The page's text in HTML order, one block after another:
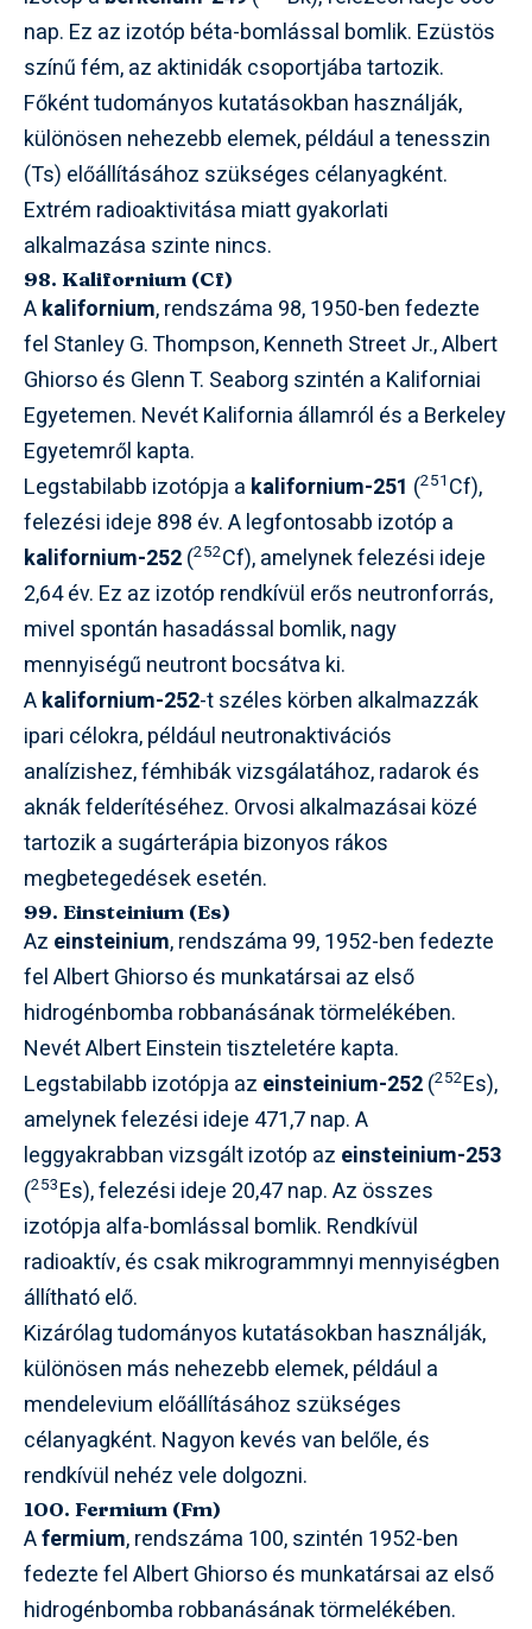
nap. Ez az izotóp béta-bomlással bomlik. Ezüstös
színű fém, az aktinidák csoportjába tartozik.
Főként tudományos kutatásokban használják,
különösen nehezebb elemek, például a tenesszin
(Ts) előállításához szükséges célanyagként.
Extrém radioaktivitása miatt gyakorlati
alkalmazása szinte nincs.
98. Kalifornium (Cf)
Akalifornium, rendszáma 98, 1950-ben fedezte
fel Stanley G. Thompson, Kenneth Street Jr., Albert
Ghiorso és Glenn T. Seaborg szintén a Kaliforniai
Egyetemen. Nevét Kalifornia államról és a Berkeley
Egyetemről kapta.
Legstabilabb izotópja a kalifornium-251 (251 Cf),
felezési ideje 898 év. A legfontosabb izotóp a
kalifornium-252(252Cf), amelynek felezési ideje
2,64 év. Ez az izotóp rendkívül erős neutronforrás,
mivel spontán hasadással bomlik, nagy
mennyiségű neutront bocsátva ki.
Akalifornium-252-t széles körben alkalmazzák
ipari célokra, például neutronaktivációs
analízishez, fémhibák vizsgálatához, radarok és
aknák felderítéséhez. Orvosi alkalmazásai közé
tartozik a sugárterápia bizonyos rákos
megbetegedések esetén.
99. Einsteinium (Es)
Az einsteinium, rendszáma 99, 1952-ben fedezte
fel Albert Ghiorso és munkatársai az első
hidrogénbomba robbanásának törmelékében.
Nevét Albert Einstein tiszteletére kapta.
Legstabilabb izotópja az einsteinium-252(252Es),
amelynek felezési ideje 471,7 nap. A
leggyakrabban vizsgált izotóp az einsteinium-253
(253Es), felezési ideje 20,47 nap. Az összes
izotópja alfa-bomlással bomlik. Rendkívül
radioaktív, és csak mikrogrammnyi mennyiségben
állítható elő.
Kizárólag tudományos kutatásokban használják,
különösen más nehezebb elemek, például a
mendelevium előállításához szükséges
célanyagként. Nagyon kevés van belőle, és
rendkívül nehéz vele dolgozni.
100. Fermium (Fm)
Afermium, rendszáma 100, szintén 1952-ben
fedezte fel Albert Ghiorso és munkatársai az első
hidrogénbomba robbanásának törmelékében.